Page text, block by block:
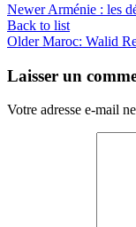
Newer Arménie : les
Back to list
Older Maroc: Walid
Laisser un
Votre adresse e-mail